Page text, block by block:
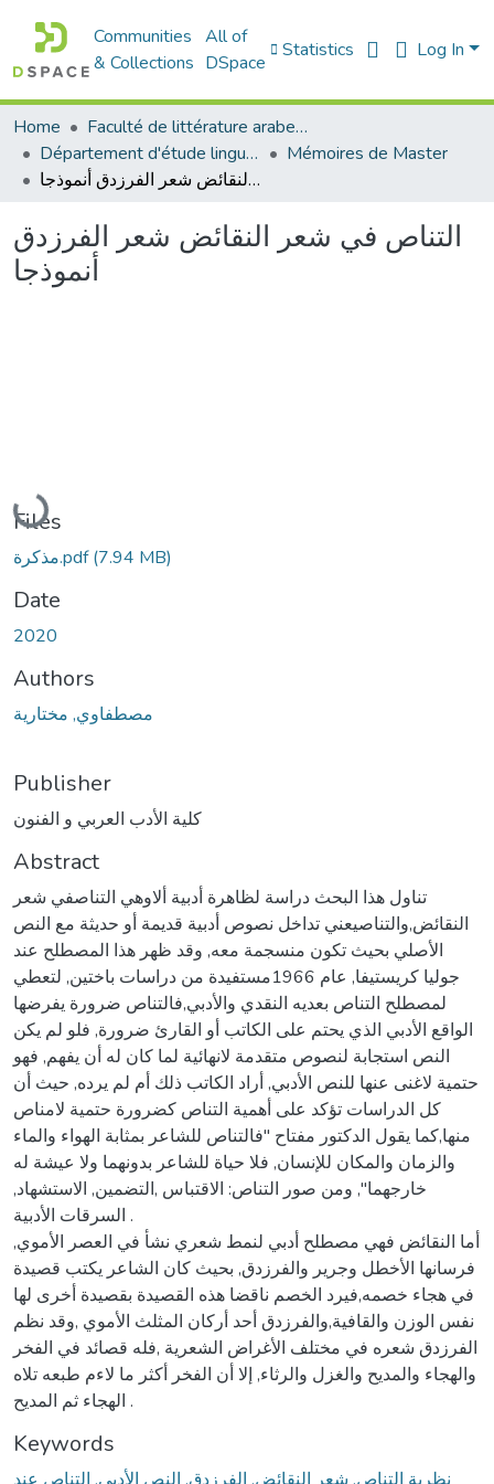
Communities
& Collections
All of
DSpace
Statistics Log In
Home
Faculté de littérature arabe et des arts
Département d'étude linguistique
Mémoires de Master
التناص في شعر النقائض شعر الفرزدق أنموذجا
التناص في شعر النقائض شعر الفرزدق
أنموذجا
Loading...
Files
مذكرة.pdf(7.94 MB)
Date
2020
Authors
مصطفاوي, مختارية
Publisher
كلية الأدب العربي و الفنون
Abstract
تناول هذا البحث دراسة لظاهرة أدبية ألاوهي التناصفي شعر
النقائض,والتناصيعني تداخل نصوص أدبية قديمة أو حديثة مع النص
الأصلي بحيث تكون منسجمة معه, وقد ظهر هذا المصطلح عند
جوليا كريستيفا, عام 1966مستفيدة من دراسات باختين, لتعطي
لمصطلح التناص بعديه النقدي والأدبي,فالتناص ضرورة يفرضها
الواقع الأدبي الذي يحتم على الكاتب أو القارئ ضرورة, فلو لم يكن
النص استجابة لنصوص متقدمة لانهائية لما كان له أن يفهم, فهو
حتمية لاغنى عنها للنص الأدبي, أراد الكاتب ذلك أم لم يرده, حيث أن
كل الدراسات تؤكد على أهمية التناص كضرورة حتمية لامناص
منها,كما يقول الدكتور مفتاح "فالتناص للشاعر بمثابة الهواء والماء
والزمان والمكان للإنسان, فلا حياة للشاعر بدونهما ولا عيشة له
خارجهما", ومن صور التناص: الاقتباس ,التضمين, الاستشهاد,
السرقات الأدبية .
أما النقائض فهي مصطلح أدبي لنمط شعري نشأ في العصر الأموي,
فرسانها الأخطل وجرير والفرزدق, بحيث كان الشاعر يكتب قصيدة
في هجاء خصمه,فيرد الخصم ناقضا هذه القصيدة بقصيدة أخرى لها
نفس الوزن والقافية,والفرزدق أحد أركان المثلث الأموي ,وقد نظم
الفرزدق شعره في مختلف الأغراض الشعرية ,فله قصائد في الفخر
والهجاء والمديح والغزل والرثاء, إلا أن الفخر أكثر ما لاءم طبعه تلاه
الهجاء ثم المديح .
Keywords